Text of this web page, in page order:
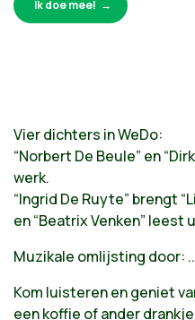
Ik doe mee!
Vier dichters in WeDo:
“Norbert De Beule” en
werk.
“Ingrid De Ruyte” brengt
en “Beatrix Venken” leest
Muzikale omlijsting door:
Kom luisteren en geniet
een koffie of ander